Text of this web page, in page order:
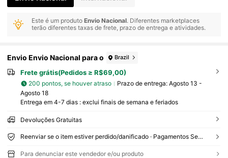
Este é um produtoEnvio Nacional. Diferentes marketplaces
terão diferentes taxas de frete, prazo de entrega e atividades.
Envio Envio Nacional para o Brazil
Frete grátis(Pedidos ≥ R$69,00)
200 pontos, se houver atraso Prazo de entrega: Agosto 13 -
Agosto 18
Entrega em 4-7 dias : exclui finais de semana e feriados
Devoluções Gratuitas
Reenviar se o item estiver perdido/danificado · Pagamentos Seguros · Proteção de privacidade
Para denunciar este vendedor e/ou produto